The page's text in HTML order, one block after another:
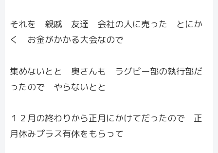
それを 親戚 友達 会社の人に売った とにか
く お金がかかる大会なので
集めないとと 奥さんも ラグビー部の執行部だ
ったので やらないとと
１２月の終わりから正月にかけてだったので 正
月休みプラス有休をもらって